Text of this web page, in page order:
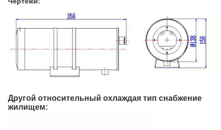
Другой относительный охлаждая тип снабжение
жилищем: